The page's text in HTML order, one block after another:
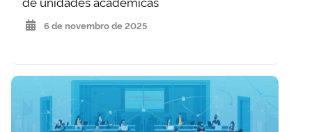
6 de novembro de 2025